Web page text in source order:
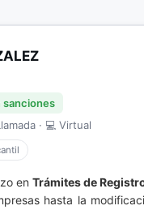
sanciones
· 💻 Virtual
en Trámites de
hasta la